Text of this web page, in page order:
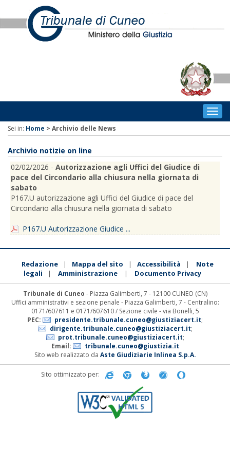
Sei in: Home > Archivio delle News
Archivio notizie on line
02/02/2026 - Autorizzazione agli Uffici del Giudice di
pace del Circondario alla chiusura nella giornata di
sabato
P167.U autorizzazione agli Uffici del Giudice di pace del
Circondario alla chiusura nella giornata di sabato
P167.U Autorizzazione Giudice ...
Redazione | Mappa del sito | Accessibilità |
Note
legali
| Amministrazione | Documento Privacy
Tribunale di Cuneo - Piazza Galimberti, 7 - 12100 CUNEO (CN)
Uffici amministrativi e sezione penale - Piazza Galimberti, 7 - Centralino:
0171/607611 e 0171/607610 / Sezione civile - via Bonelli, 5
PEC:
presidente.tribunale.cuneo@giustiziacert.it;
dirigente.tribunale.cuneo@giustiziacert.it;
prot.tribunale.cuneo@giustiziacert.it;
Email:
tribunale.cuneo@giustizia.it
Sito web realizzato da Aste Giudiziarie Inlinea S.p.A.
Sito ottimizzato per: